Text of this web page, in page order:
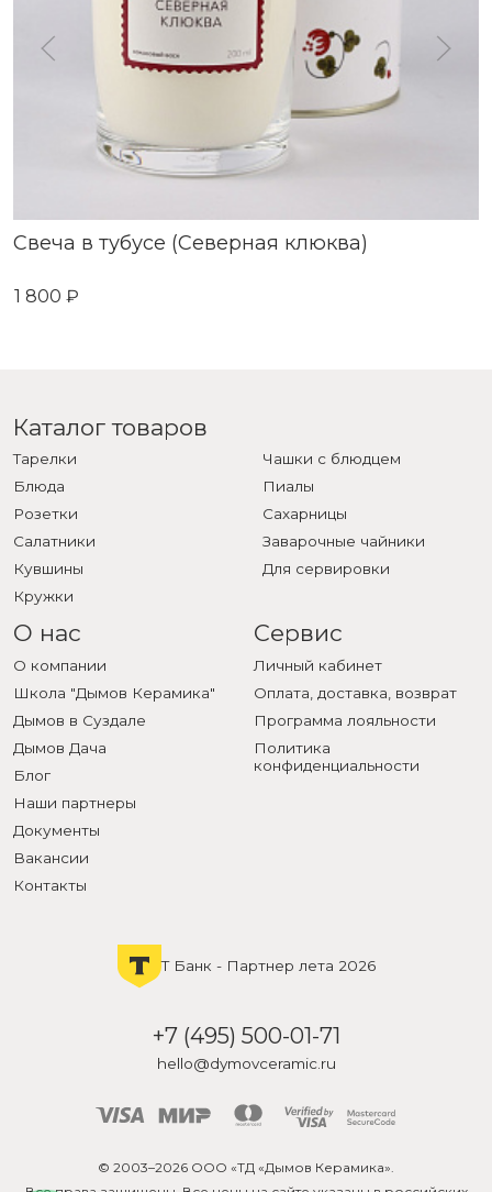
Свеча в тубусе (Северная клюква)
1 800 ₽
Каталог товаров
Тарелки
Блюда
Розетки
Салатники
Кувшины
Кружки
Чашки с блюдцем
Пиалы
Сахарницы
Заварочные чайники
Для сервировки
О нас
О компании
Школа "Дымов Керамика"
Дымов в Суздале
Дымов Дача
Блог
Наши партнеры
Документы
Вакансии
Контакты
Сервис
Личный кабинет
Оплата, доставка, возврат
Программа лояльности
Политика
конфиденциальности
Т Банк - Партнер лета 2026
+7 (495) 500-01-71
hello@dymovceramic.ru
© 2003–2026 ООО «ТД «Дымов Керамика».